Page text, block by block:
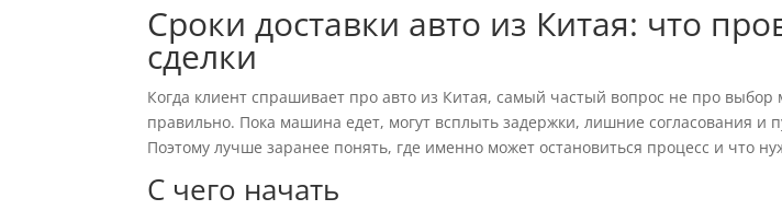
Сроки доставки авто из Китая: что
сделки
Когда клиент спрашивает про авто из Китая, самый частый вопрос не про выбор
правильно. Пока машина едет, могут всплыть задержки, лишние согласования и
Поэтому лучше заранее понять, где именно может остановиться процесс и что
С чего начать